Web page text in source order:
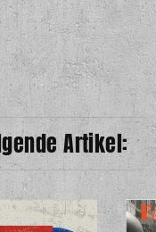
Artikel: